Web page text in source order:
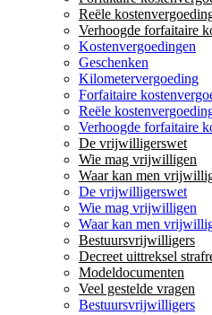
Reële
Verhoogde forfaitaire
Kostenvergoedingen
Geschenken
Kilometervergoeding
Forfaitaire
Reële
Verhoogde forfaitaire
De vrijwilligerswet
Wie mag vrijwilligen
Waar kan men
De vrijwilligerswet
Wie mag vrijwilligen
Waar kan men
Bestuursvrijwilligers
Decreet uittreksel
Modeldocumenten
Veel gestelde vragen
Bestuursvrijwilligers